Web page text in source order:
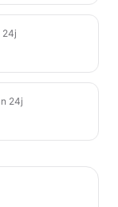
24j
24j